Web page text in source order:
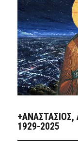
+ΑΝΑΣΤΆΣΙΟΣ,
1929-2025